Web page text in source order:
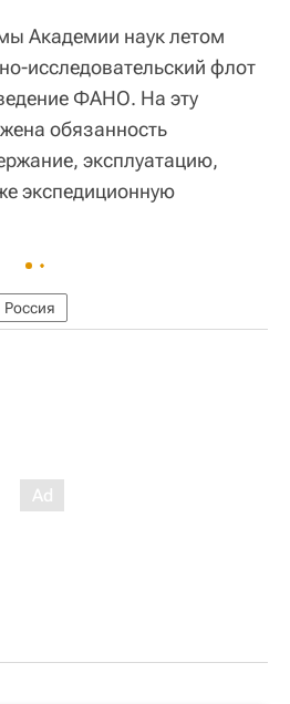
Академии наук летом
исследовательский флот
ФАНО. На эту
обязанность
эксплуатацию,
экспедиционную
Россия